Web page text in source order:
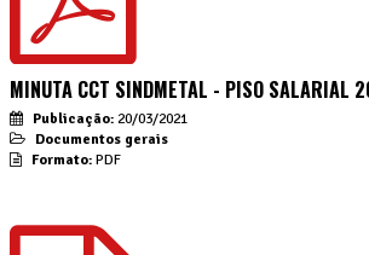
MINUTA CCT SINDMETAL - PISO SALARIAL
Publicação: 20/03/2021
Documentos gerais
Formato: PDF